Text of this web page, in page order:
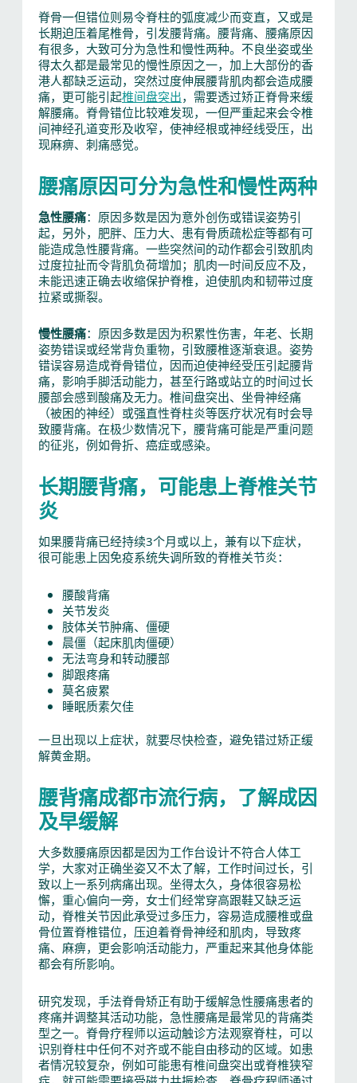
脊骨一但错位则易令脊柱的弧度减少而变直，又或是
长期迫压着尾椎骨，引发腰背痛。腰背痛、腰痛原因
有很多，大致可分为急性和慢性两种。不良坐姿或坐
得太久都是最常见的慢性原因之一，加上大部份的香
港人都缺乏运动，突然过度伸展腰背肌肉都会造成腰
痛，更可能引起椎间盘突出，需要透过矫正脊骨来缓
解腰痛。脊骨错位比较难发现，一但严重起来会令椎
间神经孔道变形及收窄，使神经根或神经线受压，出
现麻痹、刺痛感觉。
腰痛原因可分为急性和慢性两种
急性腰痛：原因多数是因为意外创伤或错误姿势引
起，另外，肥胖、压力大、患有骨质疏松症等都有可
能造成急性腰背痛。一些突然间的动作都会引致肌肉
过度拉扯而令背肌负荷增加；肌肉一时间反应不及，
未能迅速正确去收缩保护脊椎，迫使肌肉和韧带过度
拉紧或撕裂。
慢性腰痛：原因多数是因为积累性伤害，年老、长期
姿势错误或经常背负重物，引致腰椎逐渐衰退。姿势
错误容易造成脊骨错位，因而迫使神经受压引起腰背
痛，影响手脚活动能力，甚至行路或站立的时间过长
腰部会感到酸痛及无力。椎间盘突出、坐骨神经痛
（被困的神经）或强直性脊柱炎等医疗状况有时会导
致腰背痛。在极少数情况下，腰背痛可能是严重问题
的征兆，例如骨折、癌症或感染。
长期腰背痛，可能患上脊椎关节
炎
如果腰背痛已经持续3个月或以上，兼有以下症状，
很可能患上因免疫系统失调所致的脊椎关节炎：
腰酸背痛
关节发炎
肢体关节肿痛、僵硬
晨僵（起床肌肉僵硬）
无法弯身和转动腰部
脚跟疼痛
莫名疲累
睡眠质素欠佳
一旦出现以上症状，就要尽快检查，避免错过矫正缓
解黄金期。
腰背痛成都市流行病，了解成因
及早缓解
大多数腰痛原因都是因为工作台设计不符合人体工
学，大家对正确坐姿又不太了解，工作时间过长，引
致以上一系列病痛出现。坐得太久，身体很容易松
懈，重心偏向一旁，女士们经常穿高跟鞋又缺乏运
动，脊椎关节因此承受过多压力，容易造成腰椎或盘
骨位置脊椎错位，压迫着脊骨神经和肌肉，导致疼
痛、麻痹，更会影响活动能力，严重起来其他身体能
都会有所影响。
研究发现，手法脊骨矫正有助于缓解急性腰痛患者的
疼痛并调整其活动功能，急性腰痛是最常见的背痛类
型之一。脊骨疗程师以运动触诊方法观察脊柱，可以
识别脊柱中任何不对齐或不能自由移动的区域。如患
者情况较复杂，例如可能患有椎间盘突出或脊椎狭窄